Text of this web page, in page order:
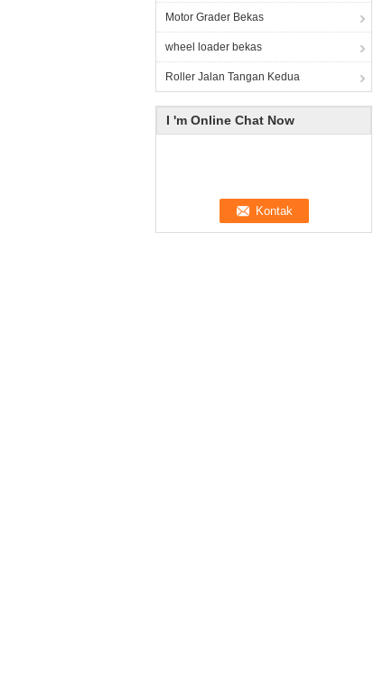
Motor Grader Bekas
wheel loader bekas
Roller Jalan Tangan Kedua
I 'm Online Chat Now